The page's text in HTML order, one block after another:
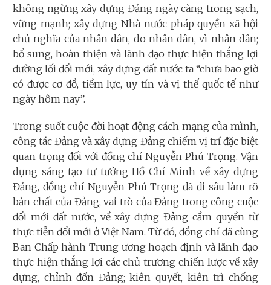
không ngừng xây dựng Đảng ngày càng trong sạch,
vững mạnh; xây dựng Nhà nước pháp quyền xã hội
chủ nghĩa của nhân dân, do nhân dân, vì nhân dân;
bổ sung, hoàn thiện và lãnh đạo thực hiện thắng lợi
đường lối đổi mới, xây dựng đất nước ta “chưa bao giờ
có được cơ đồ, tiềm lực, uy tín và vị thế quốc tế như
ngày hôm nay”.
Trong suốt cuộc đời hoạt động cách mạng của mình,
công tác Đảng và xây dựng Đảng chiếm vị trí đặc biệt
quan trọng đối với đồng chí Nguyễn Phú Trọng. Vận
dụng sáng tạo tư tưởng Hồ Chí Minh về xây dựng
Đảng, đồng chí Nguyễn Phú Trọng đã đi sâu làm rõ
bản chất của Đảng, vai trò của Đảng trong công cuộc
đổi mới đất nước, về xây dựng Đảng cầm quyền từ
thực tiễn đổi mới ở Việt Nam. Từ đó, đồng chí đã cùng
Ban Chấp hành Trung ương hoạch định và lãnh đạo
thực hiện thắng lợi các chủ trương chiến lược về xây
dựng, chỉnh đốn Đảng; kiên quyết, kiên trì chống